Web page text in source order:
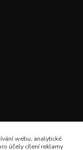
webu, analytické
účely cílení reklamy